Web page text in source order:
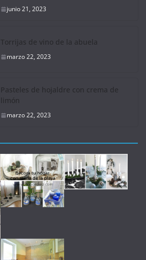
junio 21, 2023
Torrijas de vino de la abuela
marzo 22, 2023
Pasteles de hojaldre con crema de
limón
marzo 22, 2023